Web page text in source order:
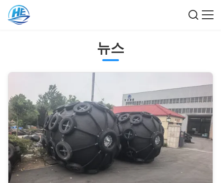
뉴스